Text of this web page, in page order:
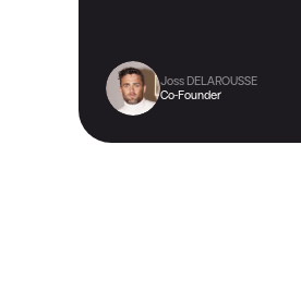
Joss DELAROUSSE
Co-Founder